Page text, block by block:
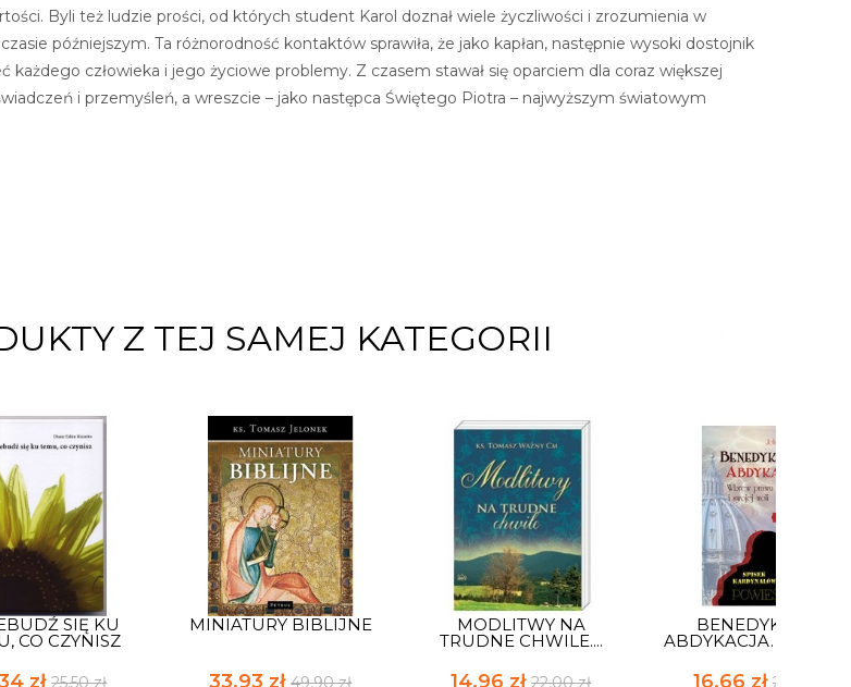
Byli też ludzie prości, od których student Karol doznał wiele życzliwości i zrozumienia w
późniejszym. Ta różnorodność kontaktów sprawiła, że jako kapłan, następnie wysoki dostojnik
każdego człowieka i jego życiowe problemy. Z czasem stawał się oparciem dla coraz większej
i przemyśleń, a wreszcie – jako następca Świętego Piotra – najwyższym światowym
Z TEJ SAMEJ KATEGORII
SIĘ KU
CO CZYNISZ
zł25,50 zł
MINIATURY BIBLIJNE
33,93 zł49,90 zł
MODLITWY NA
TRUDNE CHWILE....
14,96 zł22,00 zł
BENEDYKT XVI.
ABDYKACJA.
16,66 zł 24,50 zł